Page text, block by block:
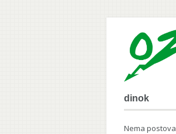
dinok
Nema postova